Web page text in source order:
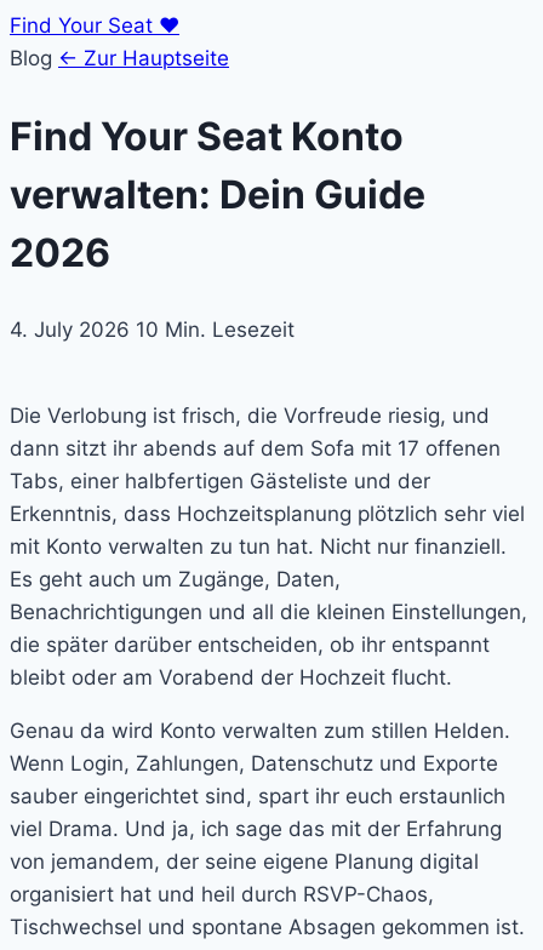
Find Your Seat ♥
Blog ← Zur Hauptseite
Find Your Seat Konto
verwalten: Dein Guide
2026
4. July 2026 10 Min. Lesezeit
Die Verlobung ist frisch, die Vorfreude riesig, und
dann sitzt ihr abends auf dem Sofa mit 17 offenen
Tabs, einer halbfertigen Gästeliste und der
Erkenntnis, dass Hochzeitsplanung plötzlich sehr viel
mit Konto verwalten zu tun hat. Nicht nur finanziell.
Es geht auch um Zugänge, Daten,
Benachrichtigungen und all die kleinen Einstellungen,
die später darüber entscheiden, ob ihr entspannt
bleibt oder am Vorabend der Hochzeit flucht.
Genau da wird Konto verwalten zum stillen Helden.
Wenn Login, Zahlungen, Datenschutz und Exporte
sauber eingerichtet sind, spart ihr euch erstaunlich
viel Drama. Und ja, ich sage das mit der Erfahrung
von jemandem, der seine eigene Planung digital
organisiert hat und heil durch RSVP-Chaos,
Tischwechsel und spontane Absagen gekommen ist.